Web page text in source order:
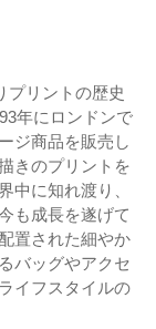
プリントの歴史
年にロンドンで
ジ商品を販売し
きのプリントを
中に知れ渡り、
も成長を遂げて
置された細やか
バッグやアクセ
イフスタイルの